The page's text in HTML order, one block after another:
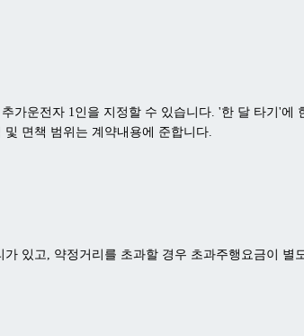
가운전자 1인을 지정할 수 있습니다. '한 달 타기'에
면책 범위는 계약내용에 준합니다.
있고, 약정거리를 초과할 경우 초과주행요금이 별